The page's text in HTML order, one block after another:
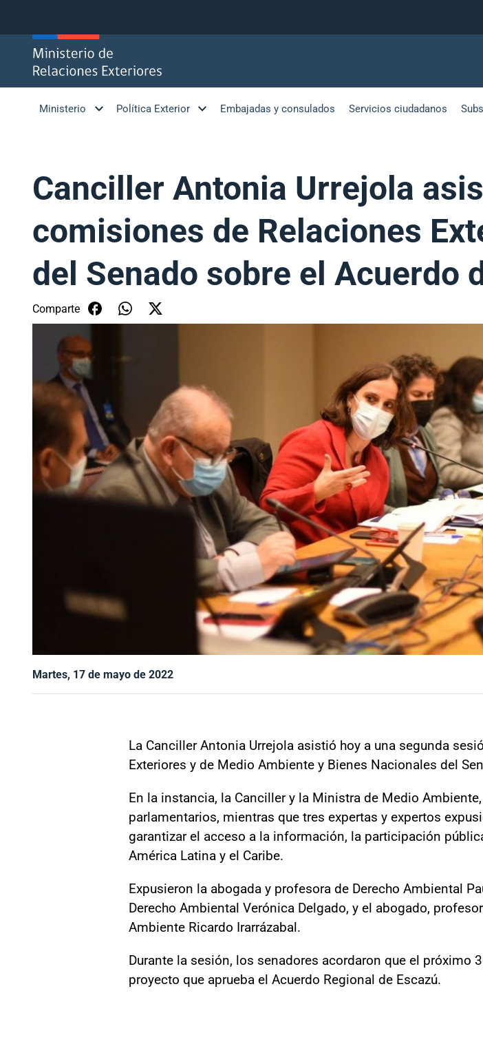
Ministerio Política Exterior Embajadas y consulados Servicios ciudadanos
Canciller Antonia Urrejola
comisiones de Relaciones
del Senado sobre el Acuerdo
Comparte
Martes, 17 de mayo de 2022
La Canciller Antonia Urrejola asistió hoy a una segunda
Exteriores y de Medio Ambiente y Bienes Nacionales del
En la instancia, la Canciller y la Ministra de Medio
parlamentarios, mientras que tres expertas y expertos
garantizar el acceso a la información, la participación
América Latina y el Caribe.
Expusieron la abogada y profesora de Derecho Ambiental
Derecho Ambiental Verónica Delgado, y el abogado,
Ambiente Ricardo Irarrázabal.
Durante la sesión, los senadores acordaron que el próximo
proyecto que aprueba el Acuerdo Regional de Escazú.